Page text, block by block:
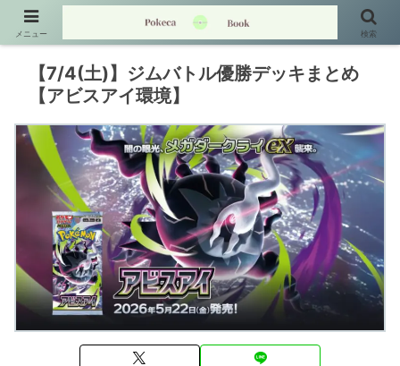
【7/4(土)】ジムバトル優勝デッキまとめ
【アビスアイ環境】
メニュー 検索